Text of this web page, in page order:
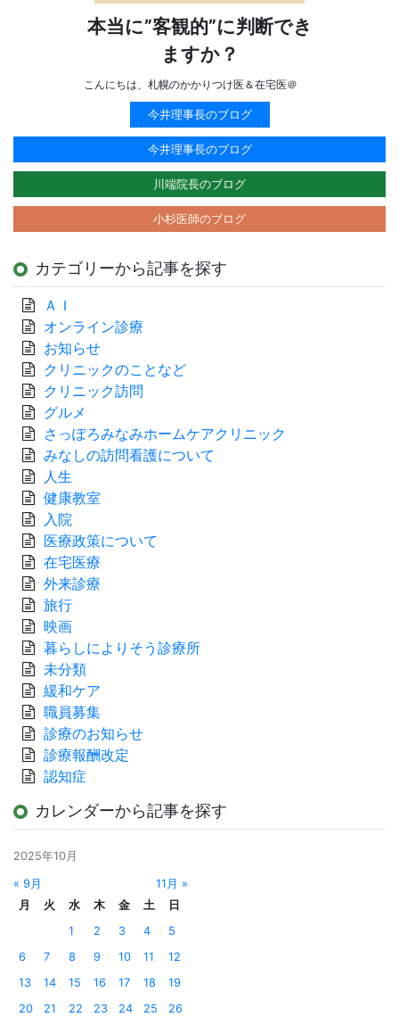
本当に”客観的”に判断でき
ますか？
こんにちは、札幌のかかりつけ医＆在宅医＠
今井理事長のブログ
今井理事長のブログ
川端院長のブログ
小杉医師のブログ
カテゴリーから記事を探す
ＡＩ
オンライン診療
お知らせ
クリニックのことなど
クリニック訪問
グルメ
さっぽろみなみホームケアクリニック
みなしの訪問看護について
人生
健康教室
入院
医療政策について
在宅医療
外来診療
旅行
映画
暮らしによりそう診療所
未分類
緩和ケア
職員募集
診療のお知らせ
診療報酬改定
認知症
カレンダーから記事を探す
2025年10月
« 9月
11月 »
月
火 水 木 金 土
日
1
2 3 4
5
6
7 8 9 10 11
12
13
14 15 16 17 18
19
20
21 22 23 24 25 26